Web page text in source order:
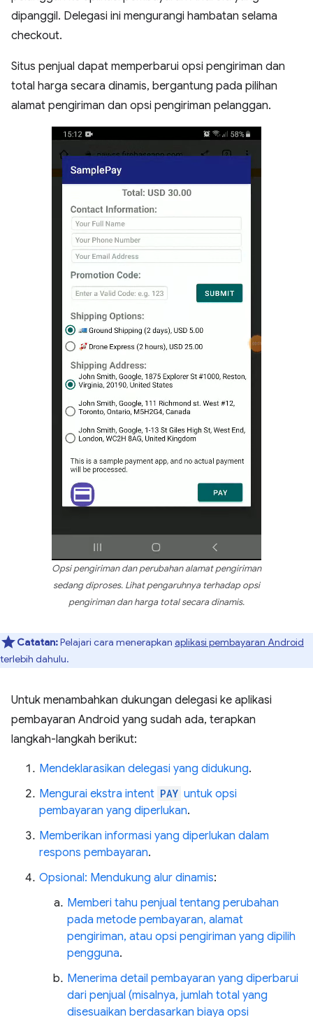
dipanggil. Delegasi ini mengurangi hambatan selama
checkout.
Situs penjual dapat memperbarui opsi pengiriman dan
total harga secara dinamis, bergantung pada pilihan
alamat pengiriman dan opsi pengiriman pelanggan.
Opsi pengiriman dan perubahan alamat pengiriman
sedang diproses. Lihat pengaruhnya terhadap opsi
pengiriman dan harga total secara dinamis.
Catatan:Pelajari cara menerapkan aplikasi pembayaran Android
terlebih dahulu.
Untuk menambahkan dukungan delegasi ke aplikasi
pembayaran Android yang sudah ada, terapkan
langkah-langkah berikut:
Mendeklarasikan delegasi yang didukung.
Mengurai ekstra intent PAY untuk opsi
pembayaran yang diperlukan.
Memberikan informasi yang diperlukan dalam
respons pembayaran.
Opsional: Mendukung alur dinamis:
Memberi tahu penjual tentang perubahan
pada metode pembayaran, alamat
pengiriman, atau opsi pengiriman yang dipilih
pengguna.
Menerima detail pembayaran yang diperbarui
dari penjual (misalnya, jumlah total yang
disesuaikan berdasarkan biaya opsi